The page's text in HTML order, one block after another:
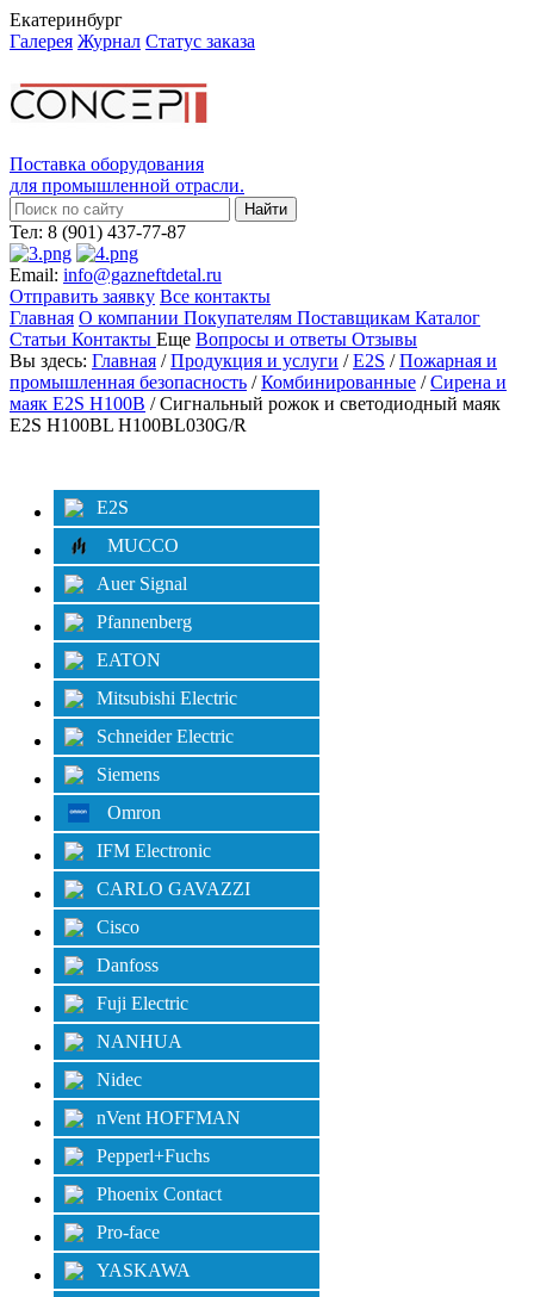
Екатеринбург
Галерея Журнал Статус заказа
Поставка оборудования
для промышленной отрасли.
Тел: 8 (901) 437-77-87
Email: info@gazneftdetal.ru
Отправить заявку Все контакты
Главная О компании Покупателям Поставщикам Каталог
Статьи Контакты Еще Вопросы и ответы Отзывы
Вы здесь: Главная /Продукция и услуги /E2S /Пожарная и
промышленная безопасность /Комбинированные /Сирена и
маяк E2S H100B / Сигнальный рожок и светодиодный маяк
E2S H100BL H100BL030G/R
E2S
MUCCO
Auer Signal
Pfannenberg
EATON
Mitsubishi Electric
Schneider Electric
Siemens
Omron
IFM Electronic
CARLO GAVAZZI
Cisco
Danfoss
Fuji Electric
NANHUA
Nidec
nVent HOFFMAN
Pepperl+Fuchs
Phoenix Contact
Pro-face
YASKAWA